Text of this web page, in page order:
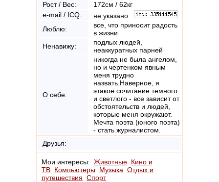
Рост / Вес:
172см / 62кг
e-mail / ICQ:
не указано
Люблю:
все, что приносит радость
в жизни
Ненавижу:
подлых людей,
неаккуратных парней
О себе:
никогда не была ангелом,
но и чертенком явным
меня трудно
назвать.Наверное, я
этакое сочитание темного
и светлого - все зависит от
обстоятельств и людей,
которые меня окружают.
Мечта поэта (юного поэта)
- стать журналистом.
Друзья:
Мои интересы: Животные Кино и
ТВ Компьютеры Музыка Отдых и
путешествия Спорт